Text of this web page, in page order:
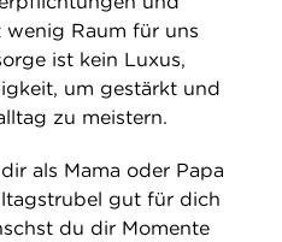
Raum für uns
ist kein Luxus,
um gestärkt und
zu meistern.
als Mama oder Papa
gut für dich
du dir Momente